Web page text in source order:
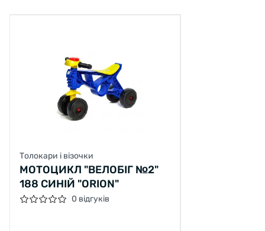
Толокари і візочки
МОТОЦИКЛ "ВЕЛОБІГ №2"
188 СИНІЙ "ORION"
0 відгуків